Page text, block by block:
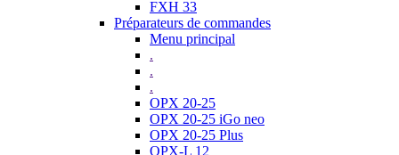
FXH 33
Préparateurs de commandes
Menu principal
.
.
.
OPX 20-25
OPX 20-25 iGo neo
OPX 20-25 Plus
OPX-L 12